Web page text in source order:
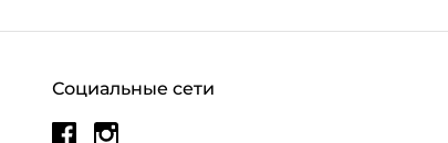
Социальные сети